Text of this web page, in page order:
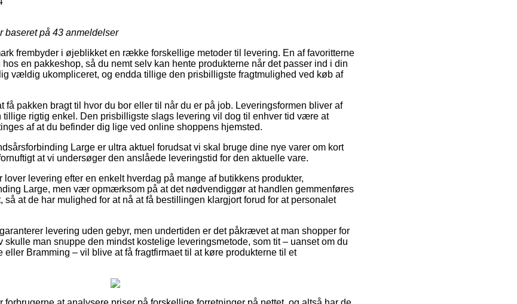
baseret på 43 anmeldelser
frembyder i øjeblikket en række forskellige metoder til levering. En af favoritterne
en pakkeshop, så du nemt selv kan hente produkterne når det passer ind i din
vældig ukompliceret, og endda tillige den prisbilligste fragtmulighed ved køb af
få pakken bragt til hvor du bor eller til når du er på job. Leveringsformen bliver af
tillige rigtig enkel. Den prisbilligste slags levering vil dog til enhver tid være at
af at du befinder dig lige ved online shoppens hjemsted.
Large er ultra aktuel forudsat vi skal bruge dine nye varer om kort
at vi undersøger den anslåede leveringstid for den aktuelle vare.
lover levering efter en enkelt hverdag på mange af butikkens produkter,
Large, men vær opmærksom på at det nødvendiggør at handlen gemmenføres
så at de har mulighed for at nå at få bestillingen klargjort forud for at personalet
levering uden gebyr, men undertiden er det påkrævet at man shopper for
skulle man snuppe den mindst kostelige leveringsmetode, som tit – uanset om du
Bramming – vil blive at få fragtfirmaet til at køre produkterne til et